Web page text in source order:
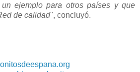
ejemplo para otros países y que
de calidad", concluyó.